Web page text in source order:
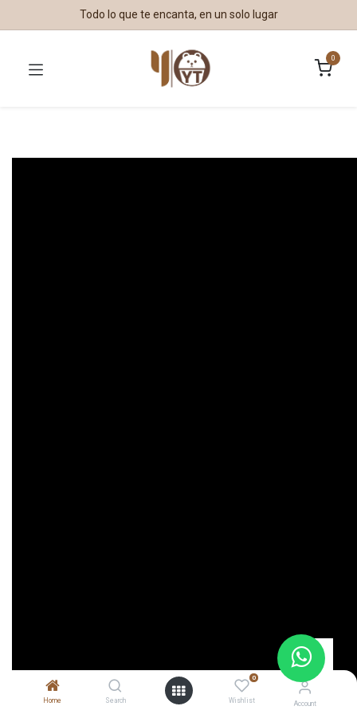
Home Search
0
Wishlist Account
Todo lo que te encanta, en un solo lugar
0